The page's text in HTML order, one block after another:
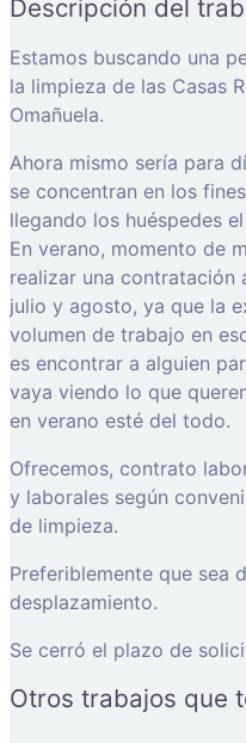
Descripción del
Estamos buscando una
la limpieza de las Casas
Omañuela.
Ahora mismo sería para
se concentran en los
llegando los huéspedes
En verano, momento de
realizar una
julio y agosto, ya que la
volumen de trabajo en
es encontrar a alguien
vaya viendo lo que
en verano esté del todo.
Ofrecemos, contrato
y laborales según
de limpieza.
Preferiblemente que sea
desplazamiento.
Se cerró el plazo de
Otros trabajos que